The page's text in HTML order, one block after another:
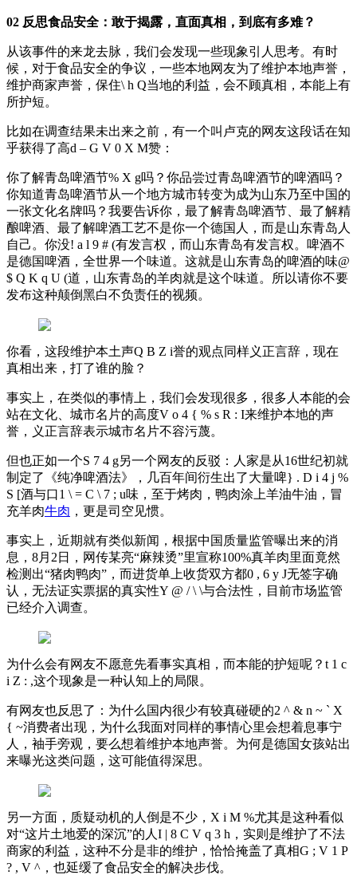
02 反思食品安全：敢于揭露，直面真相，到底有多难？
从该事件的来龙去脉，我们会发现一些现象引人思考。有时
候，对于食品安全的争议，一些本地网友为了维护本地声誉，
维护商家声誉，保住\ h Q当地的利益，会不顾真相，本能上有
所护短。
比如在调查结果未出来之前，有一个叫卢克的网友这段话在知
乎获得了高d – G V 0 X M赞：
你了解青岛啤酒节% X g吗？你品尝过青岛啤酒节的啤酒吗？
你知道青岛啤酒节从一个地方城市转变为成为山东乃至中国的
一张文化名牌吗？我要告诉你，最了解青岛啤酒节、最了解精
酿啤酒、最了解啤酒工艺不是你一个德国人，而是山东青岛人
自己。你没! a l 9 # (有发言权，而山东青岛有发言权。啤酒不
是德国啤酒，全世界一个味道。这就是山东青岛的啤酒的味@
$ Q K q U (道，山东青岛的羊肉就是这个味道。所以请你不要
发布这种颠倒黑白不负责任的视频。
你看，这段维护本土声Q B Z i誉的观点同样义正言辞，现在
真相出来，打了谁的脸？
事实上，在类似的事情上，我们会发现很多，很多人本能的会
站在文化、城市名片的高度V o 4 { % s R : I来维护本地的声
誉，义正言辞表示城市名片不容污蔑。
但也正如一个S 7 4 g另一个网友的反驳：人家是从16世纪初就
制定了《纯净啤酒法》，几百年间衍生出了大量啤} . D i 4 j %
S [酒与口1 \ = C \ 7 ; u味，至于烤肉，鸭肉涂上羊油牛油，冒
充羊肉牛肉 ，更是司空见惯。
事实上，近期就有类似新闻，根据中国质量监管曝出来的消
息，8月2日，网传某亮“麻辣烫”里宣称100%真羊肉里面竟然
检测出“猪肉鸭肉”，而进货单上收货双方都0 , 6 y J无签字确
认，无法证实票据的真实性Y @ / \ \与合法性，目前市场监管
已经介入调查。
为什么会有网友不愿意先看事实真相，而本能的护短呢？ t 1 c
i Z : ,这个现象是一种认知上的局限。
有网友也反思了：为什么国内很少有较真碰硬的2 ^ & n ~ ` X
{ ~消费者出现，为什么我面对同样的事情心里会想着息事宁
人，袖手旁观，要么想着维护本地声誉。为何是德国女孩站出
来曝光这类问题，这可能值得深思。
另一方面，质疑动机的人倒是不少， X i M %尤其是这种看似
对“这片土地爱的深沉”的人 I | 8 C V q 3 h ，实则是维护了不法
商家的利益，这种不分是非的维护，恰恰掩盖了真相G ; V 1 P
? , V ^ ，也延缓了食品安全的解决步伐。